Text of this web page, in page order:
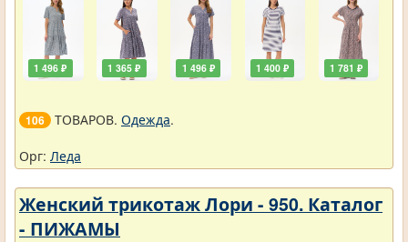
1 496 ₽ 1 365 ₽ 1 496 ₽ 1 400 ₽ 1 781 ₽
106 ТОВАРОВ. Одежда.
Орг: Леда
Женский трикотаж Лори - 950. Каталог
- ПИЖАМЫ